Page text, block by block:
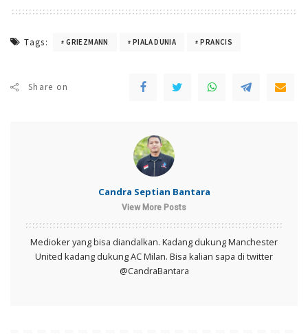
Tags: GRIEZMANN PIALA DUNIA PRANCIS
Share on
Candra Septian Bantara
View More Posts
Medioker yang bisa diandalkan. Kadang dukung Manchester
United kadang dukung AC Milan. Bisa kalian sapa di twitter
@CandraBantara